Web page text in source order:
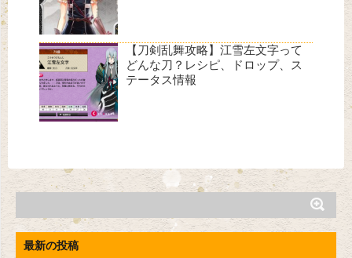
【刀剣乱舞攻略】江雪左文字って
どんな刀？レシピ、ドロップ、ス
テータス情報
最新の投稿